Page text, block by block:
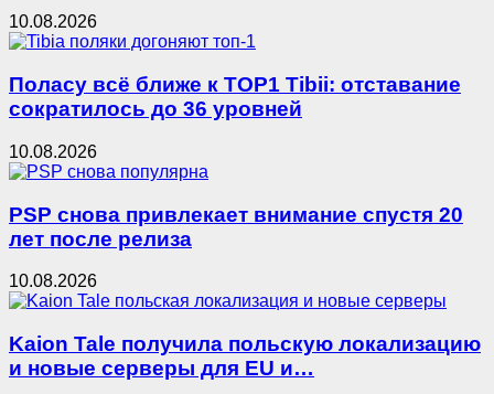
10.08.2026
Полacy всё ближе к TOP1 Tibii: отставание
сократилось до 36 уровней
10.08.2026
PSP снова привлекает внимание спустя 20
лет после релиза
10.08.2026
Kaion Tale получила польскую локализацию
и новые серверы для EU и…